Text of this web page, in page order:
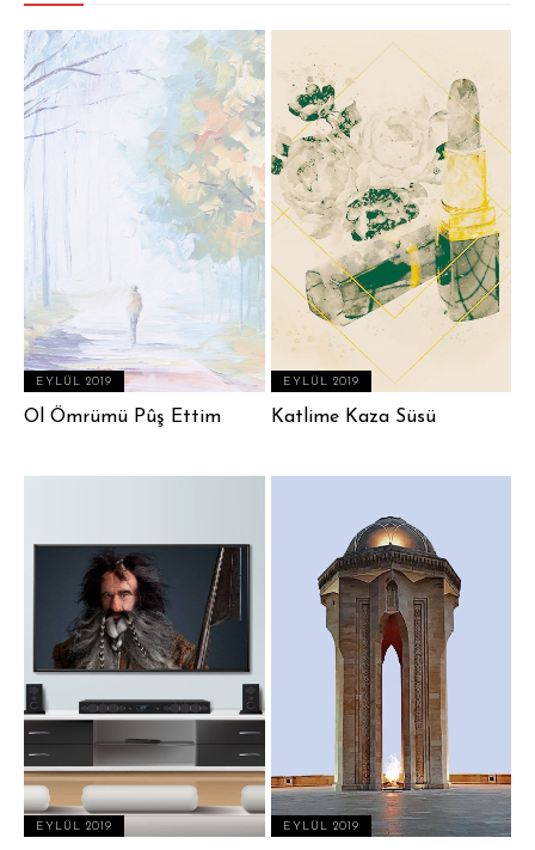
EYLÜL 2019
Ol Ömrümü Pûş Ettim
EYLÜL 2019
Katlime Kaza Süsü
EYLÜL 2019 EYLÜL 2019